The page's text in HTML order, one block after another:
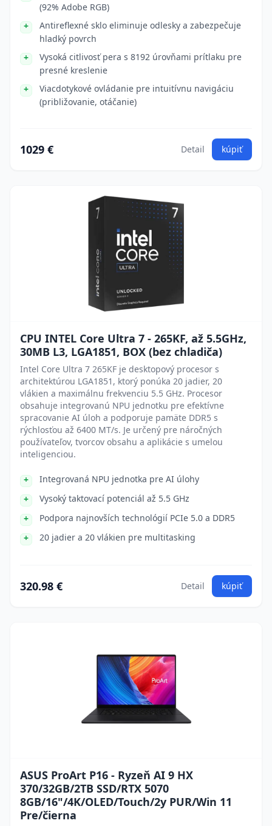
(92% Adobe RGB)
Antireflexné sklo eliminuje odlesky a zabezpečuje
hladký povrch
Vysoká citlivosť pera s 8192 úrovňami prítlaku pre
presné kreslenie
Viacdotykové ovládanie pre intuitívnu navigáciu
(približovanie, otáčanie)
1029 € Detail kúpiť
CPU INTEL Core Ultra 7 - 265KF, až 5.5GHz,
30MB L3, LGA1851, BOX (bez chladiča)
Intel Core Ultra 7 265KF je desktopový procesor s
architektúrou LGA1851, ktorý ponúka 20 jadier, 20
vlákien a maximálnu frekvenciu 5.5 GHz. Procesor
obsahuje integrovanú NPU jednotku pre efektívne
spracovanie AI úloh a podporuje pamäte DDR5 s
rýchlosťou až 6400 MT/s. Je určený pre náročných
používateľov, tvorcov obsahu a aplikácie s umelou
inteligenciou.
Integrovaná NPU jednotka pre AI úlohy
Vysoký taktovací potenciál až 5.5 GHz
Podpora najnovších technológií PCIe 5.0 a DDR5
20 jadier a 20 vlákien pre multitasking
320.98 € Detail kúpiť
ASUS ProArt P16 - Ryzeň AI 9 HX
370/32GB/2TB SSD/RTX 5070
8GB/16"/4K/OLED/Touch/2y PUR/Win 11
Pre/čierna